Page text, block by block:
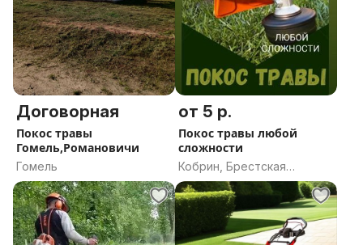
Договорная
Покос травы
Гомель,Романовичи
Гомель
от 5 р.
Покос травы любой
сложности
Кобрин, Брестская
область